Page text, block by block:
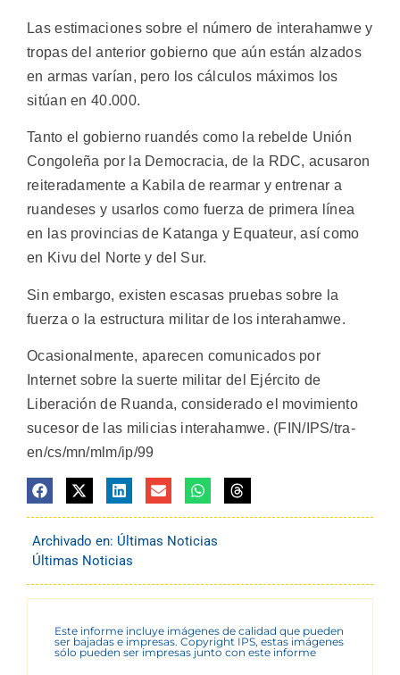
Las estimaciones sobre el número de interahamwe y
tropas del anterior gobierno que aún están alzados
en armas varían, pero los cálculos máximos los
sitúan en 40.000.
Tanto el gobierno ruandés como la rebelde Unión
Congoleña por la Democracia, de la RDC, acusaron
reiteradamente a Kabila de rearmar y entrenar a
ruandeses y usarlos como fuerza de primera línea
en las provincias de Katanga y Equateur, así como
en Kivu del Norte y del Sur.
Sin embargo, existen escasas pruebas sobre la
fuerza o la estructura militar de los interahamwe.
Ocasionalmente, aparecen comunicados por
Internet sobre la suerte militar del Ejército de
Liberación de Ruanda, considerado el movimiento
sucesor de las milicias interahamwe. (FIN/IPS/tra-
en/cs/mn/mlm/ip/99
Archivado en: Últimas Noticias
Últimas Noticias
Este informe incluye imágenes de calidad que pueden
ser bajadas e impresas. Copyright IPS, estas imágenes
sólo pueden ser impresas junto con este informe